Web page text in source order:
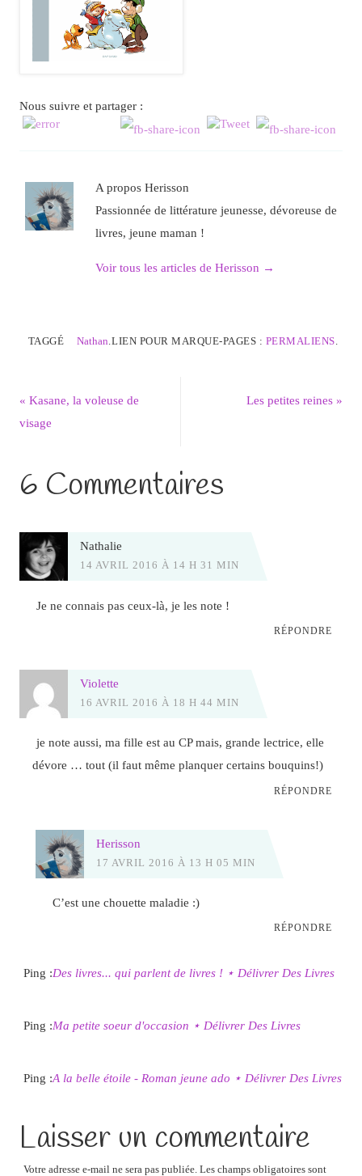
Nous suivre et partager :
A propos Herisson
Passionnée de littérature jeunesse, dévoreuse de
livres, jeune maman !
Voir tous les articles de Herisson →
TAGGÉ Nathan LIEN POUR MARQUE-PAGES : PERMALIENS
« Kasane, la voleuse de
visage
Les petites reines»
6 Commentaires
Nathalie
14 AVRIL 2016 À 14 H 31 MIN
Je ne connais pas ceux-là, je les note !
RÉPONDRE
Violette
16 AVRIL 2016 À 18 H 44 MIN
je note aussi, ma fille est au CP mais, grande lectrice, elle
dévore … tout (il faut même planquer certains bouquins!)
RÉPONDRE
Herisson
17 AVRIL 2016 À 13 H 05 MIN
C’est une chouette maladie :)
RÉPONDRE
Ping :Des livres... qui parlent de livres ! ⋆ Délivrer Des Livres
Ping :Ma petite soeur d'occasion ⋆ Délivrer Des Livres
Ping :A la belle étoile - Roman jeune ado ⋆ Délivrer Des Livres
Laisser un commentaire
Votre adresse e-mail ne sera pas publiée. Les champs obligatoires sont